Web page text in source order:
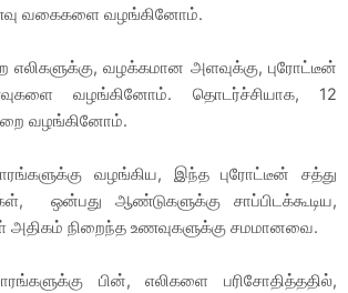
வகைகளை வழங்கினோம்.
எலிகளுக்கு, வழக்கமான அளவுக்கு, புரோட்டீன்
வழங்கினோம். தொடர்ச்சியாக, 12
வழங்கினோம்.
வழங்கிய, இந்த புரோட்டீன் சத்து
ஒன்பது ஆண்டுகளுக்கு சாப்பிடக்கூடிய,
அதிகம் நிறைந்த உணவுகளுக்கு சமமானவை.
பின், எலிகளை பரிசோதித்ததில்,